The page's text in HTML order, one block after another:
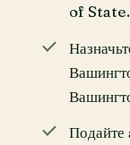
of State.